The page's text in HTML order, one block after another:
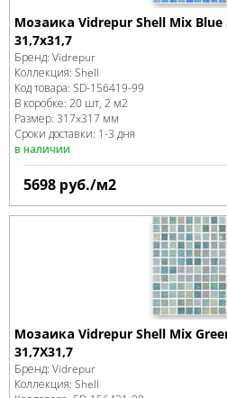
Мозаика Vidrepur Shell Mix Blue
31,7х31,7
Бренд: Vidrepur
Коллекция: Shell
Код товара: SD-156419-99
В коробке: 20 шт, 2 м2
Размер: 317x317 мм
Сроки доставки: 1-3 дня
в наличии
5698 руб./м2
Мозаика Vidrepur Shell Mix
31,7Х31,7
Бренд: Vidrepur
Коллекция: Shell